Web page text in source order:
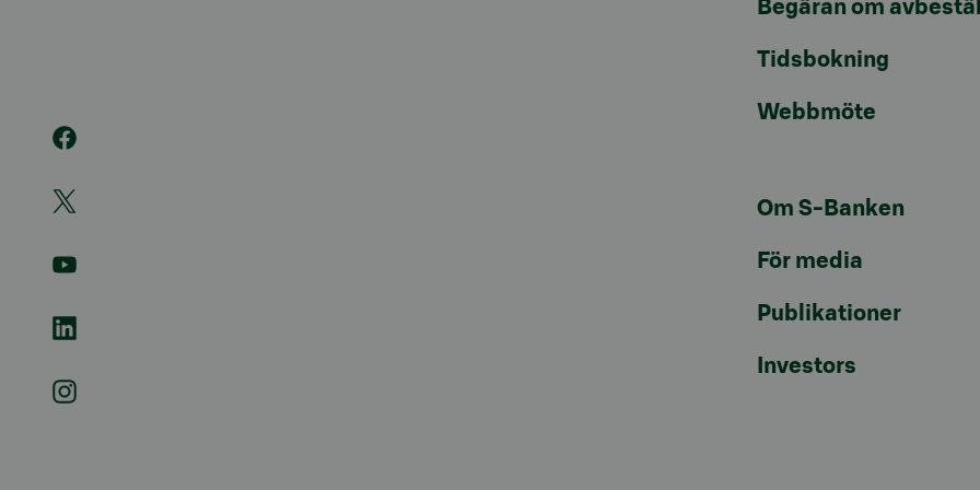
Begäran om
Tidsbokning
Webbmöte
Om S-Banken
För media
Publikationer
Investors